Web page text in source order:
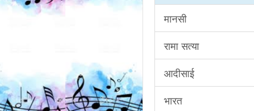
मानसी
रामा सत्या
आदीसाई
भारत